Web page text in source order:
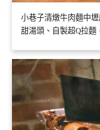
小巷子清燉牛肉麵中
甜湯頭、自製超Q拉麵